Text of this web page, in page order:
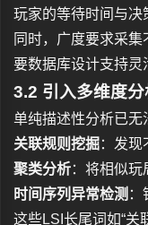
玩家的等待时间与决
同时，广度要求采
要数据库设计支持灵
3.2 引入多维度分
单纯描述性分析已无
关联规则挖掘：发
聚类分析：将相似玩
时间序列异常检测 ：
这些LSI长尾词如“关